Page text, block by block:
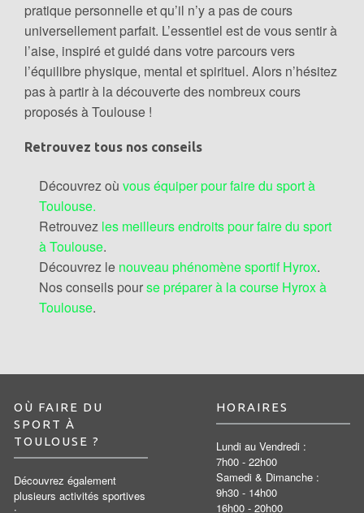
pratique personnelle et qu’il n’y a pas de cours
universellement parfait. L’essentiel est de vous sentir à
l’aise, inspiré et guidé dans votre parcours vers
l’équilibre physique, mental et spirituel. Alors n’hésitez
pas à partir à la découverte des nombreux cours
proposés à Toulouse !
Retrouvez tous nos conseils
Découvrez où vous équiper pour faire du sport à
Toulouse.
Retrouvez les meilleurs endroits pour faire du sport
à Toulouse.
Découvrez le nouveau phénomène sportif Hyrox.
Nos conseils pourse préparer à la course Hyrox à
Toulouse.
OÙ FAIRE DU
SPORT À
TOULOUSE ?
Découvrez également
plusieurs activités sportives
HORAIRES
Lundi au Vendredi :
7h00 - 22h00
Samedi & Dimanche :
9h30 - 14h00
16h00 - 20h00